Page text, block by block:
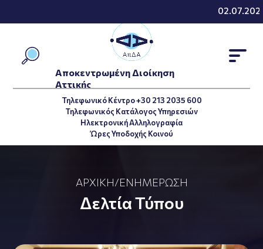
02.07.2026 -
Τηλεφωνικό Κέντρο +30 213 2035 600
Τηλεφωνικός Κατάλογος Υπηρεσιών
Ηλεκτρονική Αλληλογραφία
Ώρες Υποδοχής Κοινού
Αποκεντρωμένη Διοίκηση
Αττικής
ΑΡΧΙΚΉ/ΕΝΗΜΈΡΩΣΗ
Δελτία Τύπου